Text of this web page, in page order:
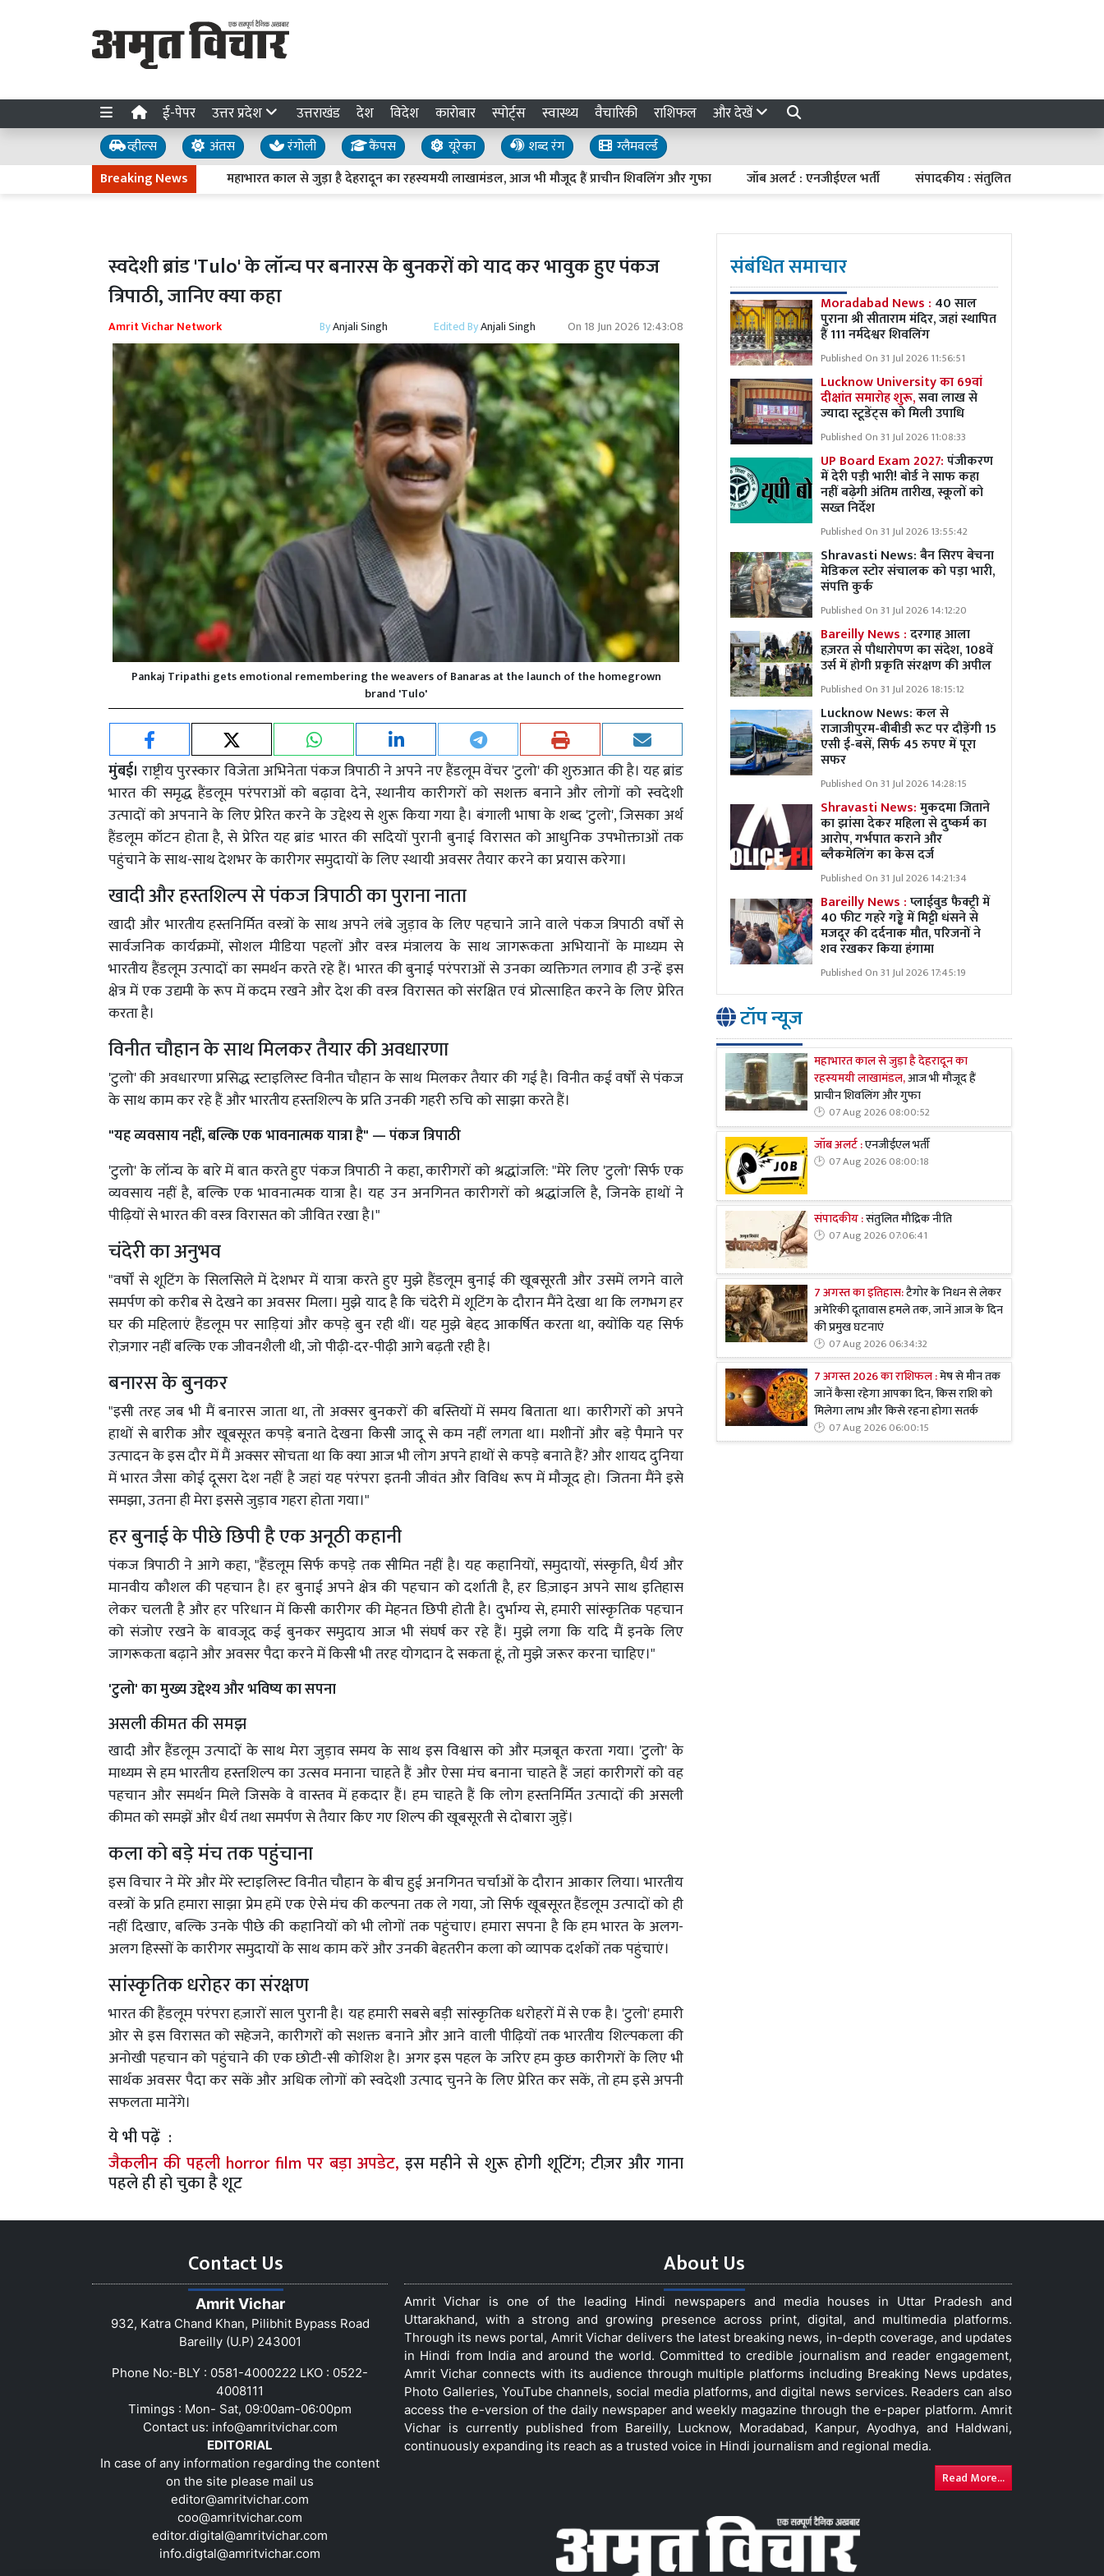
ई-पेपर उत्तर प्रदेश उत्तराखंड देश विदेश कारोबार स्पोर्ट्स स्वास्थ्य वैचारिकी राशिफल और देखें
व्हील्स अंतस रंगोली कैंपस यूरेका शब्द रंग
ग्लैमवर्ल्ड
Breaking Newsमहाभारत काल से जुड़ा है देहरादून का रहस्यमयी लाखामंडल, आज भी मौजूद हैं प्राचीन शिवलिंग और गुफा जॉब अलर्ट : एनजीईएल भर्ती संपादकीय : संतुलित मौद्रिक नीति
स्वदेशी ब्रांड 'Tulo' के लॉन्च पर बनारस के बुनकरों को याद कर भावुक हुए पंकज
त्रिपाठी, जानिए क्या कहा
Amrit Vichar Network ByAnjali Singh Edited ByAnjali Singh On 18 Jun 2026 12:43:08
Pankaj Tripathi gets emotional remembering the weavers of Banaras at the launch of the homegrown
brand 'Tulo'
मुंबई।राष्ट्रीय पुरस्कार विजेता अभिनेता पंकज त्रिपाठी ने अपने नए हैंडलूम वेंचर 'टुलो' की शुरुआत की है। यह ब्रांड
भारत की समृद्ध हैंडलूम परंपराओं को बढ़ावा देने, स्थानीय कारीगरों को सशक्त बनाने और लोगों को स्वदेशी
उत्पादों को अपनाने के लिए प्रेरित करने के उद्देश्य से शुरू किया गया है। बंगाली भाषा के शब्द 'टुलो', जिसका अर्थ
हैंडलूम कॉटन होता है, से प्रेरित यह ब्रांड भारत की सदियों पुरानी बुनाई विरासत को आधुनिक उपभोक्ताओं तक
पहुंचाने के साथ-साथ देशभर के कारीगर समुदायों के लिए स्थायी अवसर तैयार करने का प्रयास करेगा।
खादी और हस्तशिल्प से पंकज त्रिपाठी का पुराना नाता
खादी और भारतीय हस्तनिर्मित वस्त्रों के साथ अपने लंबे जुड़ाव के लिए पहचाने जाने वाले पंकज त्रिपाठी वर्षों से
सार्वजनिक कार्यक्रमों, सोशल मीडिया पहलों और वस्त्र मंत्रालय के साथ जागरूकता अभियानों के माध्यम से
भारतीय हैंडलूम उत्पादों का समर्थन करते रहे हैं। भारत की बुनाई परंपराओं से उनका व्यक्तिगत लगाव ही उन्हें इस
क्षेत्र में एक उद्यमी के रूप में कदम रखने और देश की वस्त्र विरासत को संरक्षित एवं प्रोत्साहित करने के लिए प्रेरित
करता है।
विनीत चौहान के साथ मिलकर तैयार की अवधारणा
'टुलो' की अवधारणा प्रसिद्ध स्टाइलिस्ट विनीत चौहान के साथ मिलकर तैयार की गई है। विनीत कई वर्षों से पंकज
के साथ काम कर रहे हैं और भारतीय हस्तशिल्प के प्रति उनकी गहरी रुचि को साझा करते हैं।
"यह व्यवसाय नहीं, बल्कि एक भावनात्मक यात्रा है" — पंकज त्रिपाठी
'टुलो' के लॉन्च के बारे में बात करते हुए पंकज त्रिपाठी ने कहा, कारीगरों को श्रद्धांजलि: "मेरे लिए 'टुलो' सिर्फ एक
व्यवसाय नहीं है, बल्कि एक भावनात्मक यात्रा है। यह उन अनगिनत कारीगरों को श्रद्धांजलि है, जिनके हाथों ने
पीढ़ियों से भारत की वस्त्र विरासत को जीवित रखा है।"
चंदेरी का अनुभव
"वर्षों से शूटिंग के सिलसिले में देशभर में यात्रा करते हुए मुझे हैंडलूम बुनाई की खूबसूरती और उसमें लगने वाले
समर्पण को करीब से देखने का अवसर मिला। मुझे याद है कि चंदेरी में शूटिंग के दौरान मैंने देखा था कि लगभग हर
घर की महिलाएं हैंडलूम पर साड़ियां और कपड़े बुन रही थीं। यह मुझे बेहद आकर्षित करता था, क्योंकि यह सिर्फ
रोज़गार नहीं बल्कि एक जीवनशैली थी, जो पीढ़ी-दर-पीढ़ी आगे बढ़ती रही है।
बनारस के बुनकर
"इसी तरह जब भी मैं बनारस जाता था, तो अक्सर बुनकरों की बस्तियों में समय बिताता था। कारीगरों को अपने
हाथों से बारीक और खूबसूरत कपड़े बनाते देखना किसी जादू से कम नहीं लगता था। मशीनों और बड़े पैमाने पर
उत्पादन के इस दौर में मैं अक्सर सोचता था कि क्या आज भी लोग अपने हाथों से कपड़े बनाते हैं? और शायद दुनिया
में भारत जैसा कोई दूसरा देश नहीं है जहां यह परंपरा इतनी जीवंत और विविध रूप में मौजूद हो। जितना मैंने इसे
समझा, उतना ही मेरा इससे जुड़ाव गहरा होता गया।"
हर बुनाई के पीछे छिपी है एक अनूठी कहानी
पंकज त्रिपाठी ने आगे कहा, "हैंडलूम सिर्फ कपड़े तक सीमित नहीं है। यह कहानियों, समुदायों, संस्कृति, धैर्य और
मानवीय कौशल की पहचान है। हर बुनाई अपने क्षेत्र की पहचान को दर्शाती है, हर डिज़ाइन अपने साथ इतिहास
लेकर चलती है और हर परिधान में किसी कारीगर की मेहनत छिपी होती है। दुर्भाग्य से, हमारी सांस्कृतिक पहचान
को संजोए रखने के बावजूद कई बुनकर समुदाय आज भी संघर्ष कर रहे हैं। मुझे लगा कि यदि मैं इनके लिए
जागरूकता बढ़ाने और अवसर पैदा करने में किसी भी तरह योगदान दे सकता हूं, तो मुझे जरूर करना चाहिए।"
'टुलो' का मुख्य उद्देश्य और भविष्य का सपना
असली कीमत की समझ
खादी और हैंडलूम उत्पादों के साथ मेरा जुड़ाव समय के साथ इस विश्वास को और मज़बूत करता गया। 'टुलो' के
माध्यम से हम भारतीय हस्तशिल्प का उत्सव मनाना चाहते हैं और ऐसा मंच बनाना चाहते हैं जहां कारीगरों को वह
पहचान और समर्थन मिले जिसके वे वास्तव में हकदार हैं। हम चाहते हैं कि लोग हस्तनिर्मित उत्पादों की असली
कीमत को समझें और धैर्य तथा समर्पण से तैयार किए गए शिल्प की खूबसूरती से दोबारा जुड़ें।
कला को बड़े मंच तक पहुंचाना
इस विचार ने मेरे और मेरे स्टाइलिस्ट विनीत चौहान के बीच हुई अनगिनत चर्चाओं के दौरान आकार लिया। भारतीय
वस्त्रों के प्रति हमारा साझा प्रेम हमें एक ऐसे मंच की कल्पना तक ले गया, जो सिर्फ खूबसूरत हैंडलूम उत्पादों को ही
नहीं दिखाए, बल्कि उनके पीछे की कहानियों को भी लोगों तक पहुंचाए। हमारा सपना है कि हम भारत के अलग-
अलग हिस्सों के कारीगर समुदायों के साथ काम करें और उनकी बेहतरीन कला को व्यापक दर्शकों तक पहुंचाएं।
सांस्कृतिक धरोहर का संरक्षण
भारत की हैंडलूम परंपरा हज़ारों साल पुरानी है। यह हमारी सबसे बड़ी सांस्कृतिक धरोहरों में से एक है। 'टुलो' हमारी
ओर से इस विरासत को सहेजने, कारीगरों को सशक्त बनाने और आने वाली पीढ़ियों तक भारतीय शिल्पकला की
अनोखी पहचान को पहुंचाने की एक छोटी-सी कोशिश है। अगर इस पहल के जरिए हम कुछ कारीगरों के लिए भी
सार्थक अवसर पैदा कर सकें और अधिक लोगों को स्वदेशी उत्पाद चुनने के लिए प्रेरित कर सकें, तो हम इसे अपनी
सफलता मानेंगे।
ये भी पढ़ें :
जैकलीन की पहली horror film पर बड़ा अपडेट, इस महीने से शुरू होगी शूटिंग; टीज़र और गाना
पहले ही हो चुका है शूट
संबंधित समाचार
Moradabad News : 40 साल
पुराना श्री सीताराम मंदिर, जहां स्थापित
हैं 111 नर्मदेश्वर शिवलिंग
Published On 31 Jul 2026 11:56:51
Lucknow University का 69वां
दीक्षांत समारोह शुरू,सवा लाख से
ज्यादा स्टूडेंट्स को मिली उपाधि
Published On 31 Jul 2026 11:08:33
UP Board Exam 2027:पंजीकरण
में देरी पड़ी भारी! बोर्ड ने साफ कहा
नहीं बढ़ेगी अंतिम तारीख, स्कूलों को
सख्त निर्देश
Published On 31 Jul 2026 13:55:42
Shravasti News:बैन सिरप बेचना
मेडिकल स्टोर संचालक को पड़ा भारी,
संपत्ति कुर्क
Published On 31 Jul 2026 14:12:20
Bareilly News :दरगाह आला
हज़रत से पौधारोपण का संदेश, 108वें
उर्स में होगी प्रकृति संरक्षण की अपील
Published On 31 Jul 2026 18:15:12
Lucknow News:कल से
राजाजीपुरम-बीबीडी रूट पर दौड़ेंगी 15
एसी ई-बसें, सिर्फ 45 रुपए में पूरा
सफर
Published On 31 Jul 2026 14:28:15
Shravasti News:मुकदमा जिताने
का झांसा देकर महिला से दुष्कर्म का
आरोप, गर्भपात कराने और
ब्लैकमेलिंग का केस दर्ज
Published On 31 Jul 2026 14:21:34
Bareilly News :प्लाईवुड फैक्ट्री में
40 फीट गहरे गड्ढे में मिट्टी धंसने से
मजदूर की दर्दनाक मौत, परिजनों ने
शव रखकर किया हंगामा
Published On 31 Jul 2026 17:45:19
टॉप न्यूज
महाभारत काल से जुड़ा है देहरादून का
रहस्यमयी लाखामंडल,आज भी मौजूद हैं
प्राचीन शिवलिंग और गुफा
07 Aug 2026 08:00:52
जॉब अलर्ट :एनजीईएल भर्ती
07 Aug 2026 08:00:18
संपादकीय :संतुलित मौद्रिक नीति
07 Aug 2026 07:06:41
7 अगस्त का इतिहास:टैगोर के निधन से लेकर
अमेरिकी दूतावास हमले तक, जानें आज के दिन
की प्रमुख घटनाएं
07 Aug 2026 06:34:32
7 अगस्त 2026 का राशिफल :मेष से मीन तक
जानें कैसा रहेगा आपका दिन, किस राशि को
मिलेगा लाभ और किसे रहना होगा सतर्क
07 Aug 2026 06:00:15
Contact Us
Amrit Vichar
932, Katra Chand Khan, Pilibhit Bypass Road
Bareilly (U.P) 243001
Phone No:-BLY : 0581-4000222 LKO : 0522-
4008111
Timings : Mon- Sat, 09:00am-06:00pm
Contact us: info@amritvichar.com
EDITORIAL
In case of any information regarding the content
on the site please mail us
editor@amritvichar.com
coo@amritvichar.com
editor.digital@amritvichar.com
info.digtal@amritvichar.com
About Us
Amrit Vichar is one of the leading Hindi newspapers and media houses in Uttar Pradesh and
Uttarakhand, with a strong and growing presence across print, digital, and multimedia platforms.
Through its news portal, Amrit Vichar delivers the latest breaking news, in-depth coverage, and updates
in Hindi from India and around the world. Committed to credible journalism and reader engagement,
Amrit Vichar connects with its audience through multiple platforms including Breaking News updates,
Photo Galleries, YouTube channels, social media platforms, and digital news services. Readers can also
access the e-version of the daily newspaper and weekly magazine through the e-paper platform. Amrit
Vichar is currently published from Bareilly, Lucknow, Moradabad, Kanpur, Ayodhya, and Haldwani,
continuously expanding its reach as a trusted voice in Hindi journalism and regional media.
Read More...